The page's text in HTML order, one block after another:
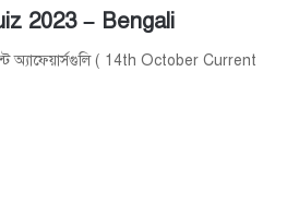
2023 – Bengali
অ্যাফেয়ার্সগুলি ( 14th October Current